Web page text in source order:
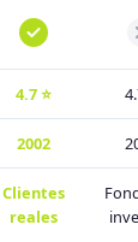
4.7 ⭐
2002
Clientes
reales